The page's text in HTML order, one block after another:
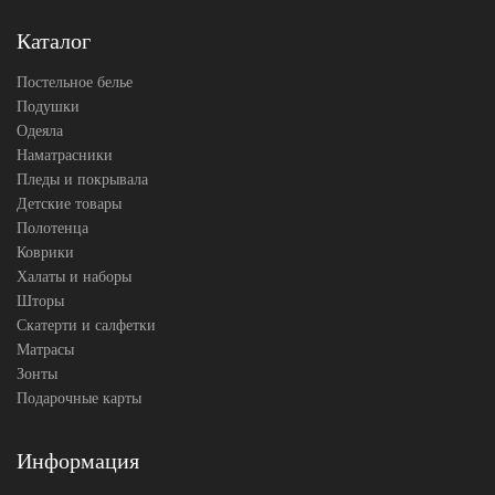
Каталог
Постельное белье
Подушки
Одеяла
Наматрасники
Пледы и покрывала
Детские товары
Полотенца
Коврики
Халаты и наборы
Шторы
Скатерти и салфетки
Матрасы
Зонты
Подарочные карты
Информация